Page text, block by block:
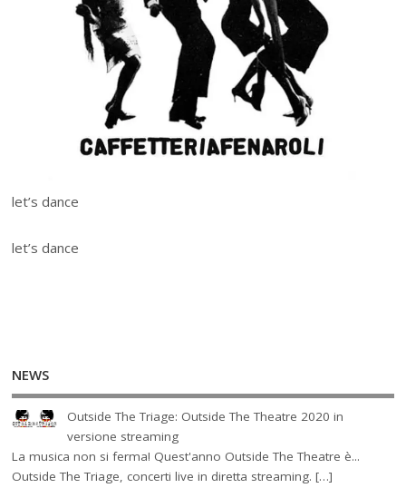
let’s dance
let’s dance
NEWS
Outside The Triage: Outside The Theatre 2020 in
versione streaming
La musica non si ferma! Quest'anno Outside The Theatre è...
Outside The Triage, concerti live in diretta streaming. […]